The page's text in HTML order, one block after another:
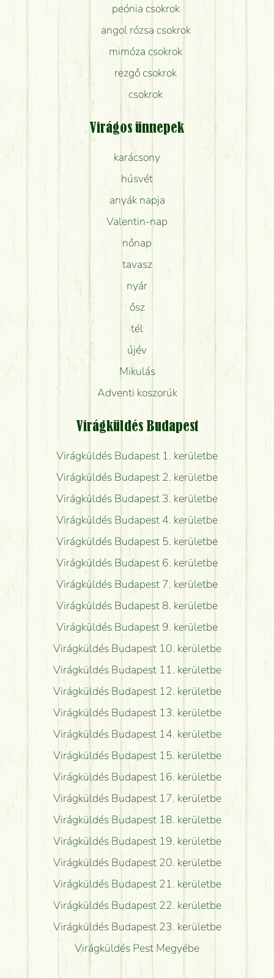
peónia csokrok
angol rózsa csokrok
mimóza csokrok
rezgő csokrok
csokrok
Virágos ünnepek
karácsony
húsvét
anyák napja
Valentin-nap
nőnap
tavasz
nyár
ősz
tél
újév
Mikulás
Adventi koszorúk
Virágküldés Budapest
Virágküldés Budapest 1. kerületbe
Virágküldés Budapest 2. kerületbe
Virágküldés Budapest 3. kerületbe
Virágküldés Budapest 4. kerületbe
Virágküldés Budapest 5. kerületbe
Virágküldés Budapest 6. kerületbe
Virágküldés Budapest 7. kerületbe
Virágküldés Budapest 8. kerületbe
Virágküldés Budapest 9. kerületbe
Virágküldés Budapest 10. kerületbe
Virágküldés Budapest 11. kerületbe
Virágküldés Budapest 12. kerületbe
Virágküldés Budapest 13. kerületbe
Virágküldés Budapest 14. kerületbe
Virágküldés Budapest 15. kerületbe
Virágküldés Budapest 16. kerületbe
Virágküldés Budapest 17. kerületbe
Virágküldés Budapest 18. kerületbe
Virágküldés Budapest 19. kerületbe
Virágküldés Budapest 20. kerületbe
Virágküldés Budapest 21. kerületbe
Virágküldés Budapest 22. kerületbe
Virágküldés Budapest 23. kerületbe
Virágküldés Pest Megyébe